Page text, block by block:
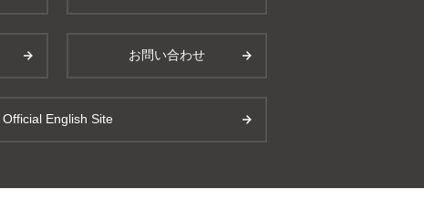
お問い合わせ
Official English Site